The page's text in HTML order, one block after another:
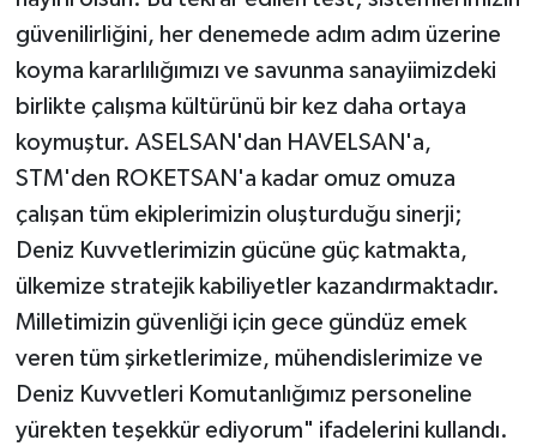
güvenilirliğini, her denemede adım adım üzerine
koyma kararlılığımızı ve savunma sanayiimizdeki
birlikte çalışma kültürünü bir kez daha ortaya
koymuştur. ASELSAN'dan HAVELSAN'a,
STM'den ROKETSAN'a kadar omuz omuza
çalışan tüm ekiplerimizin oluşturduğu sinerji;
Deniz Kuvvetlerimizin gücüne güç katmakta,
ülkemize stratejik kabiliyetler kazandırmaktadır.
Milletimizin güvenliği için gece gündüz emek
veren tüm şirketlerimize, mühendislerimize ve
Deniz Kuvvetleri Komutanlığımız personeline
yürekten teşekkür ediyorum" ifadelerini kullandı.